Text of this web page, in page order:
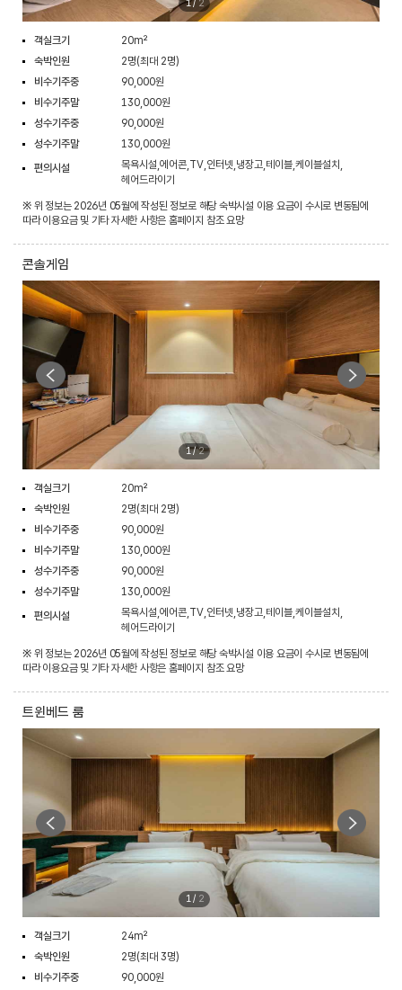
1/ 2
객실크기
20m²
숙박인원
2명(최대 2명)
비수기주중
90,000원
비수기주말
130,000원
성수기주중
90,000원
성수기주말
130,000원
편의시설
목욕시설,에어콘,TV,인터넷,냉장고,테이블,케이블설치,
헤어드라이기
※ 위 정보는 2026년 05월에 작성된 정보로 해당 숙박시설 이용 요금이 수시로 변동됨에
따라 이용요금 및 기타 자세한 사항은 홈페이지 참조 요망
콘솔게임
1/2
객실크기
20m²
숙박인원
2명(최대 2명)
비수기주중
90,000원
비수기주말
130,000원
성수기주중
90,000원
성수기주말
130,000원
편의시설
목욕시설,에어콘,TV,인터넷,냉장고,테이블,케이블설치,
헤어드라이기
※ 위 정보는 2026년 05월에 작성된 정보로 해당 숙박시설 이용 요금이 수시로 변동됨에
따라 이용요금 및 기타 자세한 사항은 홈페이지 참조 요망
트윈베드 룸
1/ 2
객실크기
24m²
숙박인원
2명(최대 3명)
비수기주중
90,000원